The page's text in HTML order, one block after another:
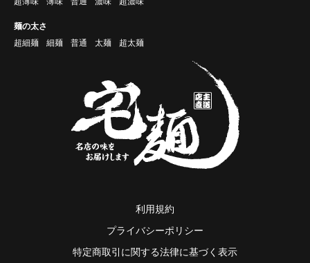
麺の太さ
超細麺
細麺 普通 太麺 超太麺
利用規約
プライバシーポリシー
特定商取引に関する法律に基づく表示